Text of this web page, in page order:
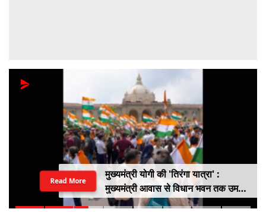
मुख्यमंत्री योगी की 'तिरंगा यात्रा' :
मुख्यमंत्री आवास से विधान भवन तक उमड़ा
युवाओं का सैलाब
Read More